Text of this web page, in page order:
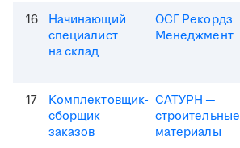
16
Начинающий
специалист
на склад
ОСГ Рекордз
Менеджмент
17
Комплектовщик-
сборщик
заказов
САТУРН —
строительные
материалы